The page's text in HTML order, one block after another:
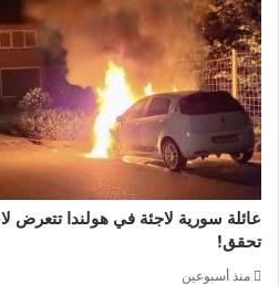
عائلة سورية لاجئة في هولندا تتعرض
تحقق!
منذ أسبوعين